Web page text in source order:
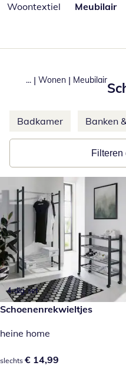
Woontextiel
Meubilair
... | Wonen | Meubilair
Meer categorieën overslaan
Badkamer Banken
Filteren
4-dlg. set
€ 14,99
Schoenenrekwieltjes
heine home
€ 14,99
slechts € 14,99